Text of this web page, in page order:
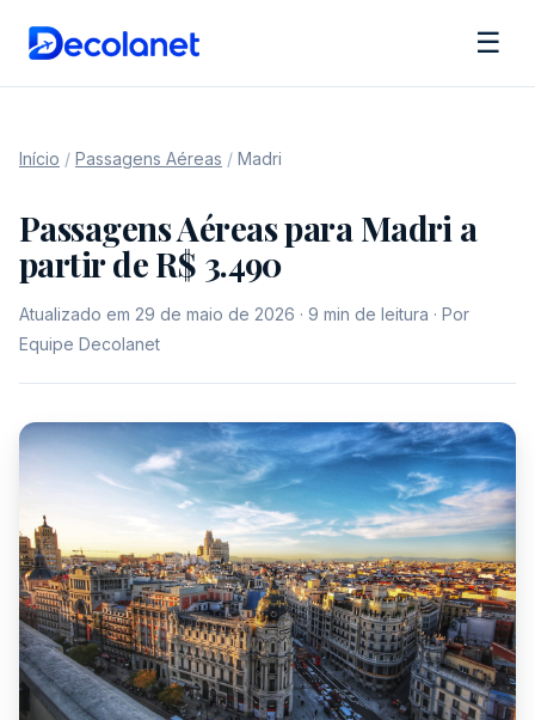
☰
Início / Passagens Aéreas / Madri
Passagens Aéreas para Madri a
partir de R$ 3.490
Atualizado em 29 de maio de 2026 · 9 min de leitura · Por
Equipe Decolanet